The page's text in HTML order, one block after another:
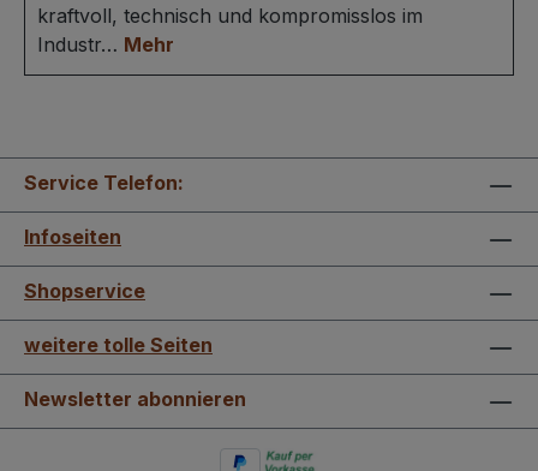
kraftvoll, technisch und kompromisslos im
Industr… Mehr
Service Telefon:
Infoseiten
Shopservice
weitere tolle Seiten
Newsletter abonnieren